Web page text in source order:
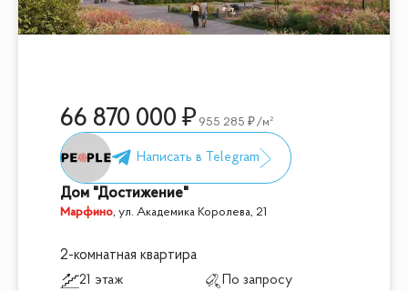
66 870 000 955 285 /м²
Дом "Достижение"
Марфино,ул. Академика Королева, 21
2-комнатная квартира
21 этаж
По запросу